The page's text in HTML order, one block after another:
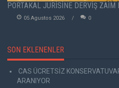
PORTAKAL JÜRİSİNE DERVİŞ ZAİM
05 Agustos 2026 0
SON EKLENENLER
CAS ÜCRETSİZ
ARANIYOR